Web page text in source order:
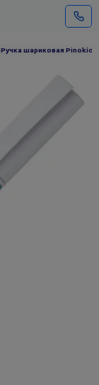
Ручка шариковая Pinokio,